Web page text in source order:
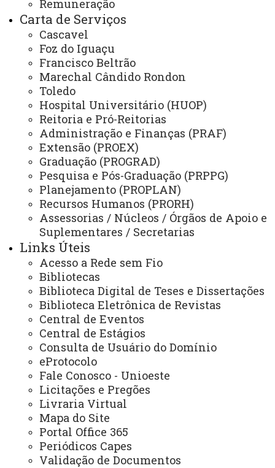
Remuneração
Carta de Serviços
Cascavel
Foz do Iguaçu
Francisco Beltrão
Marechal Cândido Rondon
Toledo
Hospital Universitário (HUOP)
Reitoria e Pró-Reitorias
Administração e Finanças (PRAF)
Extensão (PROEX)
Graduação (PROGRAD)
Pesquisa e Pós-Graduação (PRPPG)
Planejamento (PROPLAN)
Recursos Humanos (PRORH)
Assessorias / Núcleos / Órgãos de Apoio e
Suplementares / Secretarias
Links Úteis
Acesso a Rede sem Fio
Bibliotecas
Biblioteca Digital de Teses e Dissertações
Biblioteca Eletrônica de Revistas
Central de Eventos
Central de Estágios
Consulta de Usuário do Domínio
eProtocolo
Fale Conosco - Unioeste
Licitações e Pregões
Livraria Virtual
Mapa do Site
Portal Office 365
Periódicos Capes
Validação de Documentos
Webmail
REITORIA
Secretaria Geral
Gabinete Reitoria
Secretaria dos Conselhos Superiores
PRÓ-REITORIAS
Administração e Finanças
Extensão
Graduação
Pesquisa/Pós Graduação
Recursos Humanos
Planejamento
ASSESSORIAS
Assistência Estudantil
Auditoria Interna
Avaliação Institucional
Convênios e Captação de Recursos
Corregedoria da Unioeste